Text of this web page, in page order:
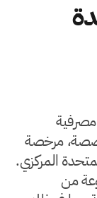
مرخصة
المركزي.
من